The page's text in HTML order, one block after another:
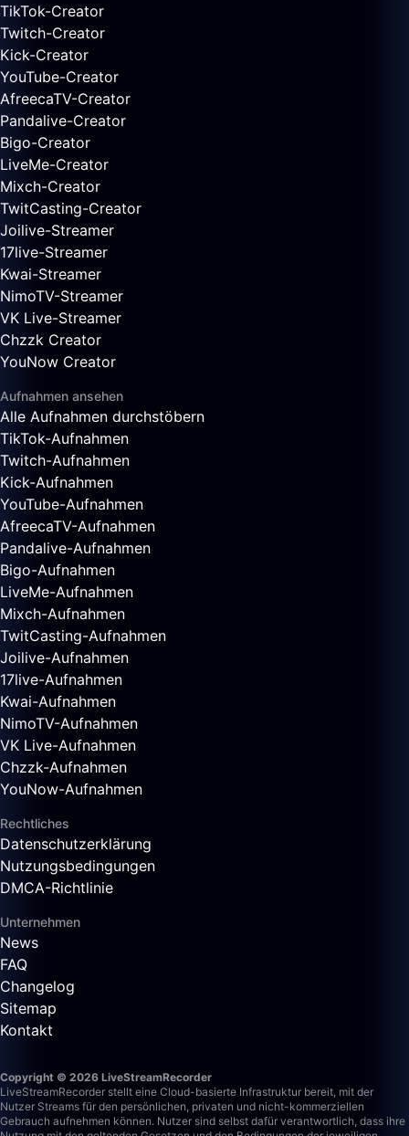
TikTok-Creator
Twitch-Creator
Kick-Creator
YouTube-Creator
AfreecaTV-Creator
Pandalive-Creator
Bigo-Creator
LiveMe-Creator
Mixch-Creator
TwitCasting-Creator
Joilive-Streamer
17live-Streamer
Kwai-Streamer
NimoTV-Streamer
VK Live-Streamer
Chzzk Creator
YouNow Creator
Aufnahmen ansehen
Alle Aufnahmen durchstöbern
TikTok-Aufnahmen
Twitch-Aufnahmen
Kick-Aufnahmen
YouTube-Aufnahmen
AfreecaTV-Aufnahmen
Pandalive-Aufnahmen
Bigo-Aufnahmen
LiveMe-Aufnahmen
Mixch-Aufnahmen
TwitCasting-Aufnahmen
Joilive-Aufnahmen
17live-Aufnahmen
Kwai-Aufnahmen
NimoTV-Aufnahmen
VK Live-Aufnahmen
Chzzk-Aufnahmen
YouNow-Aufnahmen
Rechtliches
Datenschutzerklärung
Nutzungsbedingungen
DMCA-Richtlinie
Unternehmen
News
FAQ
Changelog
Sitemap
Kontakt
Copyright © 2026 LiveStreamRecorder
LiveStreamRecorder stellt eine Cloud-basierte Infrastruktur bereit, mit der
Nutzer Streams für den persönlichen, privaten und nicht-kommerziellen
Gebrauch aufnehmen können. Nutzer sind selbst dafür verantwortlich, dass ihre